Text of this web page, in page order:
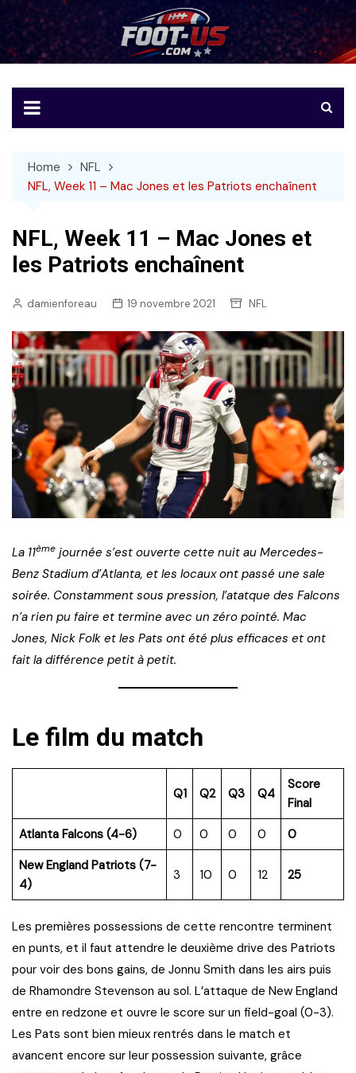
to
content
Foot-US
Le football américain en français
Home
NFL
NFL, Week 11 – Mac Jones et les Patriots enchaînent
NFL, Week 11 – Mac Jones et
les Patriots enchaînent
damienforeau 19 novembre 2021 NFL
La 11ème journée s’est ouverte cette nuit au Mercedes-
Benz Stadium d’Atlanta, et les locaux ont passé une sale
soirée. Constamment sous pression, l’atatque des Falcons
n’a rien pu faire et termine avec un zéro pointé. Mac
Jones, Nick Folk et les Pats ont été plus efficaces et ont
fait la différence petit à petit.
Le film du match
Q1 Q2 Q3 Q4
Score
Final
Atlanta Falcons (4-6)
0 0 0 0
0
New England Patriots (7-
4)
3 10 0 12 25
Les premières possessions de cette rencontre terminent
en punts, et il faut attendre le deuxième drive des Patriots
pour voir des bons gains, de Jonnu Smith dans les airs puis
de Rhamondre Stevenson au sol. L’attaque de New England
entre en redzone et ouvre le score sur un field-goal (0-3).
Les Pats sont bien mieux rentrés dans le match et
avancent encore sur leur possession suivante, grâce